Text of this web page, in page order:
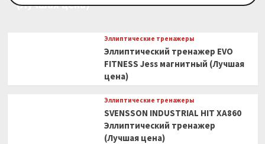
(Лучшая цена)
Эллиптические тренажеры
Эллиптический тренажер EVO
FITNESS Jess магнитный (Лучшая
цена)
Эллиптические тренажеры
SVENSSON INDUSTRIAL HIT XA860
Эллиптический тренажер
(Лучшая цена)